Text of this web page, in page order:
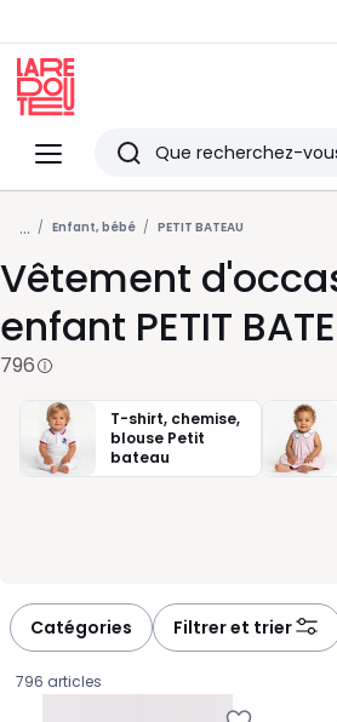
Menu
Redoute
Rechercher
Derniers
articles
vus
... Enfant, bébé PETIT BATEAU
Vêtement
enfant PETIT
796
T-shirt, chemise,
blouse Petit
bateau
Catégories Filtrer et trier
796 articles